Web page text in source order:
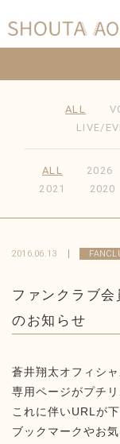
ALL
LIVE/
ALL 2026
2021
2020
2016.06.13
ファンクラブ
のお知らせ
蒼井翔太オフィシ
専用ページがプチ
これに伴いURLが
ブックマークやお